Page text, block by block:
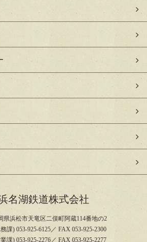
名湖鉄道株式会社
県浜松市天竜区二俣町阿蔵114番地の2
課) 053-925-6125／ FAX 053-925-2300
課) 053-925-2276／ FAX 053-925-2277